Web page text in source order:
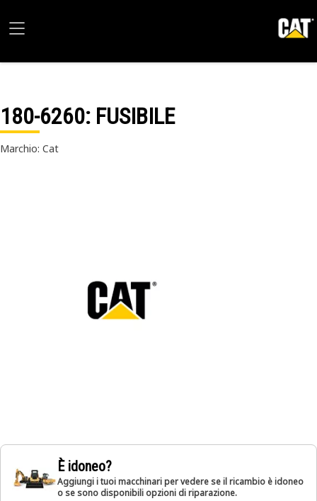
180-6260: FUSIBILE
Marchio: Cat
È idoneo?
Aggiungi i tuoi macchinari per vedere se il ricambio è idoneo
o se sono disponibili opzioni di riparazione.